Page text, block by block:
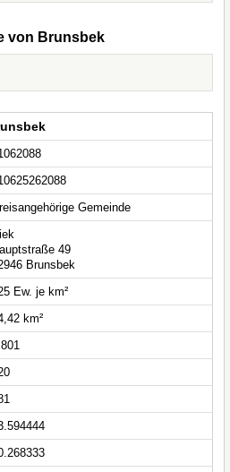
von Brunsbek
Gemeinde
49
Brunsbek
Ew. je km²
km²